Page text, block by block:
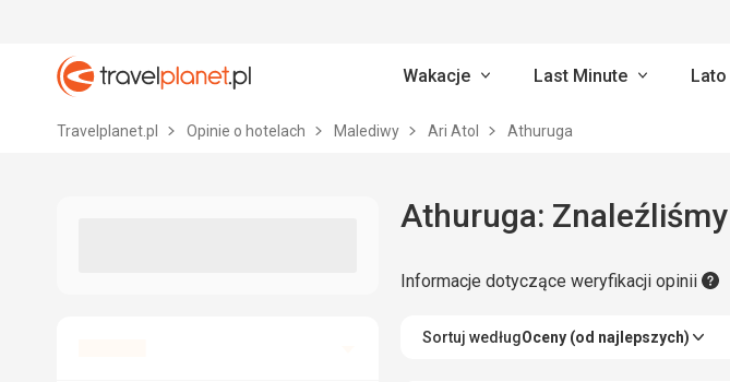
Travelplanet.pl
Wakacje Last Minute
Travelplanet.pl Opinie o hotelach Malediwy Ari Atol Athuruga
Athuruga:
Informacje dotyczące weryfikacji opinii
Sortuj wedługOceny (od najlepszych)